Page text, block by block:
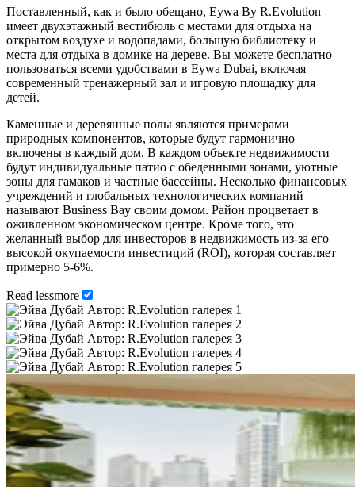
Поставленный, как и было обещано, Eywa By R.Evolution
имеет двухэтажный вестибюль с местами для отдыха на
открытом воздухе и водопадами, большую библиотеку и
места для отдыха в домике на дереве. Вы можете бесплатно
пользоваться всеми удобствами в Eywa Dubai, включая
современный тренажерный зал и игровую площадку для
детей.
Каменные и деревянные полы являются примерами
природных компонентов, которые будут гармонично
включены в каждый дом. В каждом объекте недвижимости
будут индивидуальные патио с обеденными зонами, уютные
зоны для гамаков и частные бассейны. Несколько финансовых
учреждений и глобальных технологических компаний
называют Business Bay своим домом. Район процветает в
оживленном экономическом центре. Кроме того, это
желанный выбор для инвесторов в недвижимость из-за его
высокой окупаемости инвестиций (ROI), которая составляет
примерно 5-6%.
Read lessmore